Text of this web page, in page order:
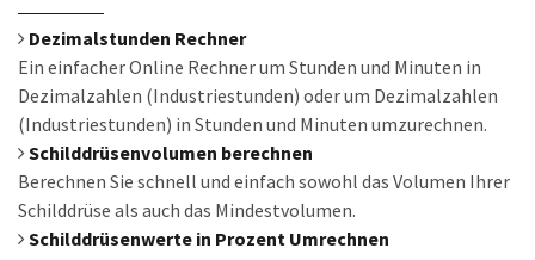
Dezimalstunden Rechner
Ein einfacher Online Rechner um Stunden und Minuten in
Dezimalzahlen (Industriestunden) oder um Dezimalzahlen
(Industriestunden) in Stunden und Minuten umzurechnen.
Schilddrüsenvolumen berechnen
Berechnen Sie schnell und einfach sowohl das Volumen Ihrer
Schilddrüse als auch das Mindestvolumen.
Schilddrüsenwerte in Prozent Umrechnen